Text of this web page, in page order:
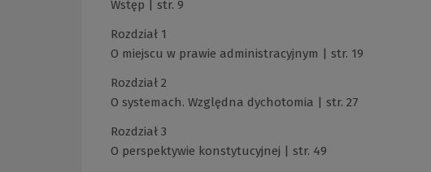
Wstęp | str. 9
Rozdział 1
O miejscu w prawie administracyjnym | str. 19
Rozdział 2
O systemach. Względna dychotomia | str. 27
Rozdział 3
O perspektywie konstytucyjnej | str. 49